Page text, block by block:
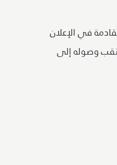
في الإعلان
مسلسل "١٨٩٩ (1899)"٬ والمرتقب وصوله إلى